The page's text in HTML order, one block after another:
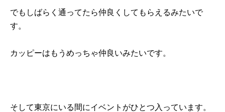
でもしばらく通ってたら仲良くしてもらえるみたいで
す。
カッピーはもうめっちゃ仲良いみたいです。
そして東京にいる間にイベントがひとつ入っています。